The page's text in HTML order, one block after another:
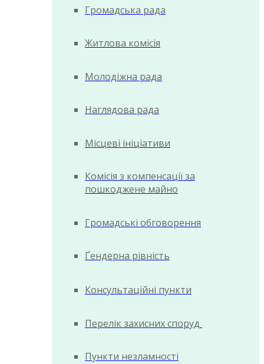
Громадська рада
Житлова комісія
Молодіжна рада
Наглядова рада
Місцеві ініціативи
Комісія з компенсації за
пошкоджене майно
Громадські обговорення
Ґендерна рівність
Консультаційні пункти
Перелік захисних споруд
Пункти незламності